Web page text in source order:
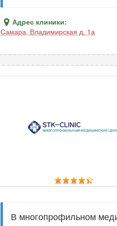
Адрес клиники:
Самара, Владимирская д. 1а
В многопрофильном